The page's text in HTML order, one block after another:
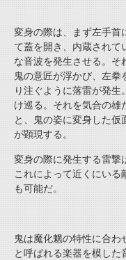
変身の際は、まず左手首
て蓋を開き、内蔵されて
な音波を発生させる。そ
鬼の意匠が浮かび、左
り注ぐように落雷が発
け巡る。それを気合の雄
と、鬼の姿に変身した仮
が顕現する。
変身の際に発生する雷撃
これによって近くにいる
も可能だ。
鬼は魔化魍の特性に合わ
と呼ばれる楽器を模し